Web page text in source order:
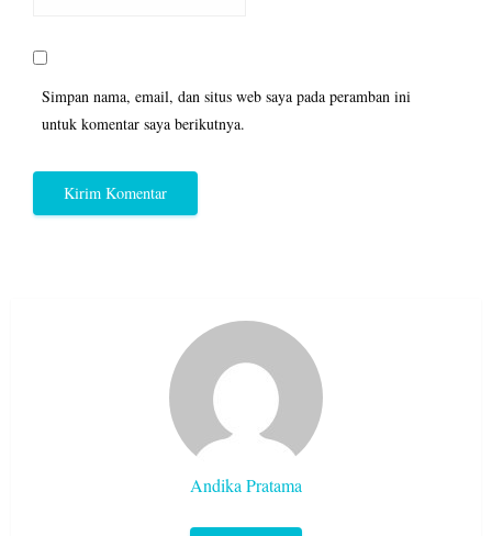
Simpan nama, email, dan situs web saya pada peramban ini
untuk komentar saya berikutnya.
Andika Pratama